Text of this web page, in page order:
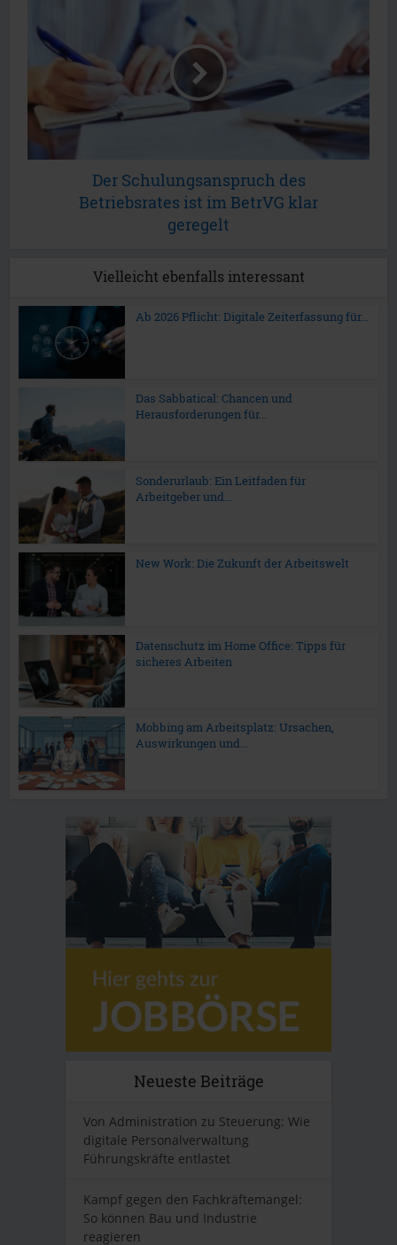
Der Schulungsanspruch des
Betriebsrates ist im BetrVG klar
geregelt
Vielleicht ebenfalls interessant
Ab 2026 Pflicht: Digitale Zeiterfassung für...
Das Sabbatical: Chancen und
Herausforderungen für...
Sonderurlaub: Ein Leitfaden für
Arbeitgeber und...
New Work: Die Zukunft der Arbeitswelt
Datenschutz im Home Office: Tipps für
sicheres Arbeiten
Mobbing am Arbeitsplatz: Ursachen,
Auswirkungen und...
Neueste Beiträge
Von Administration zu Steuerung: Wie
digitale Personalverwaltung
Führungskräfte entlastet
Kampf gegen den Fachkräftemangel:
So können Bau und Industrie
reagieren